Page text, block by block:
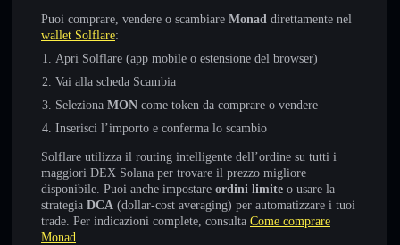
Puoi comprare, vendere o scambiare Monad direttamente nel
wallet Solflare:
Apri Solflare (app mobile o estensione del browser)
Vai alla scheda Scambia
Seleziona MON come token da comprare o vendere
Inserisci l’importo e conferma lo scambio
Solflare utilizza il routing intelligente dell’ordine su tutti i
maggiori DEX Solana per trovare il prezzo migliore
disponibile. Puoi anche impostare ordini limite o usare la
strategia DCA (dollar-cost averaging) per automatizzare i tuoi
trade. Per indicazioni complete, consulta Come comprare
Monad.